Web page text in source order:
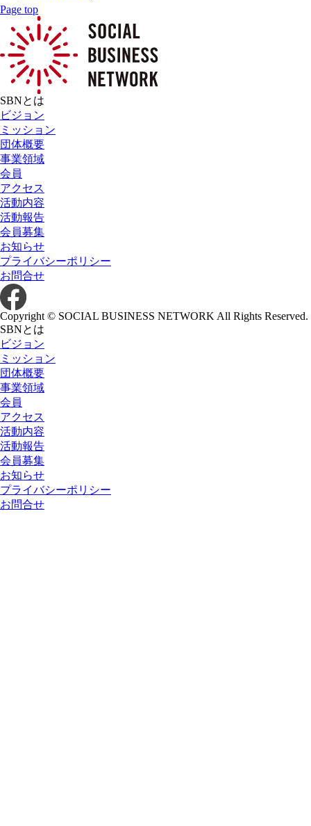
Page top
SBNとは
ビジョン
ミッション
団体概要
事業領域
会員
アクセス
活動内容
活動報告
会員募集
お知らせ
プライバシーポリシー
お問合せ
Copyright © SOCIAL BUSINESS NETWORK All Rights Reserved.
SBNとは
ビジョン
ミッション
団体概要
事業領域
会員
アクセス
活動内容
活動報告
会員募集
お知らせ
プライバシーポリシー
お問合せ